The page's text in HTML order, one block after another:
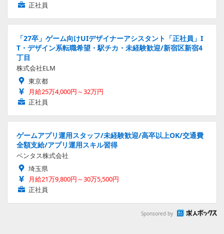
正社員
「27卒」ゲーム向けUIデザイナーアシスタント「正社員」I
T・デザイン系転職希望・駅チカ・未経験歓迎/新宿区新宿4
丁目
株式会社ELM
東京都
月給25万4,000円～32万円
正社員
ゲームアプリ運用スタッフ/未経験歓迎/高卒以上OK/交通費
全額支給/アプリ運用スキル習得
ベンタス株式会社
埼玉県
月給21万9,800円～30万5,500円
正社員
Sponsored by